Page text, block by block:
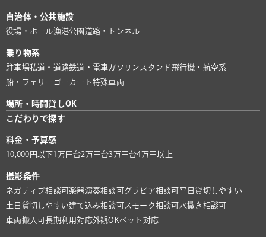
自治体・公共施設
役場・ホール漁港公園 道路・トンネル
乗り物系
駐車場私道・道路鉄道・電車 ガソリンスタンド 飛行機・航空系
船・フェリー ゴーカート特殊車両
場所・時間貸しOK
こだわりで探す
料金・予算感
10,000円以下1万円台2万円台3万円台4万円以上
撮影条件
ネガティブ相談可楽器演奏相談可 グラビア相談可 平日貸切しやすい
土日貸切しやすい建て込み相談可 スモーク相談可 水撒き相談可
車両搬入可長期利用対応外観OKペット対応